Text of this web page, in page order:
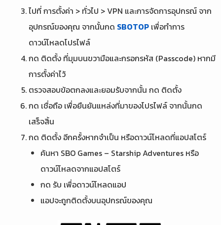
ไปที่ การตั้งค่า > ทั่วไป > VPN และการจัดการอุปกรณ์ จาก
อุปกรณ์ของคุณ จากนั้นกด SBOTOP เพื่อทำการ
ดาวน์โหลดโปรไฟล์
กด ติดตั้ง ที่มุมบนขวามือและกรอกรหัส (Passcode) หากมี
การตั้งค่าไว้
ตรวจสอบข้อตกลงและยอมรับจากนั้น กด ติดตั้ง
กด เชื่อถือ เพื่อยืนยันแหล่งที่มาของโปรไฟล์ จากนั้นกด
เสร็จสิ้น
กด ติดตั้ง อีกครั้งหากจำเป็น หรือดาวน์โหลดที่แอปสโตร์
ค้นหา SBO Games – Starship Adventures หรือ
ดาวน์โหลดจากแอปสโตร์
กด รับ เพื่อดาวน์โหลดแอป
แอปจะถูกติดตั้งบนอุปกรณ์ของคุณ